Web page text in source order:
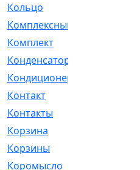
Кольцо
Комплексный
Комплект
Конденсатор
Кондиционер
Контакт
Контакты
Корзина
Корзины
Коромысло